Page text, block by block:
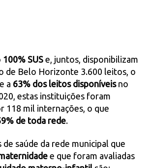
100% SUS e, juntos, disponibilizam
de Belo Horizonte 3.600 leitos, o
a 63% dos leitos disponíveisno
estas instituições foram
118 mil internações, o que
de toda rede.
de saúde da rede municipal que
e que foram avaliadas